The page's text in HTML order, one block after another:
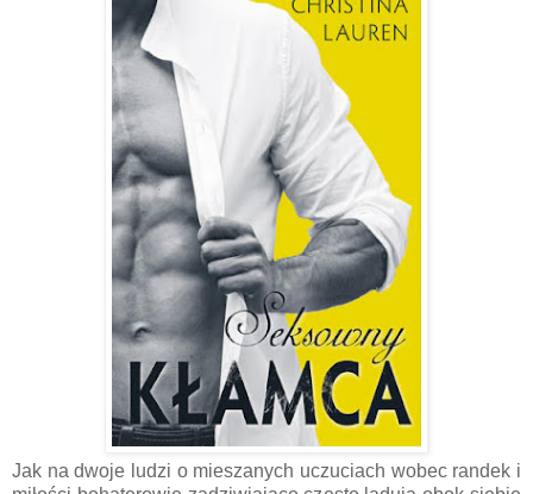
Jak na dwoje ludzi o mieszanych uczuciach wobec randek i